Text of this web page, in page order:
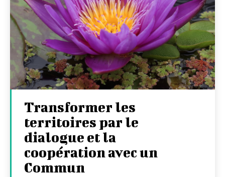
Transformer les
territoires par le
dialogue et la
coopération avec un
Commun